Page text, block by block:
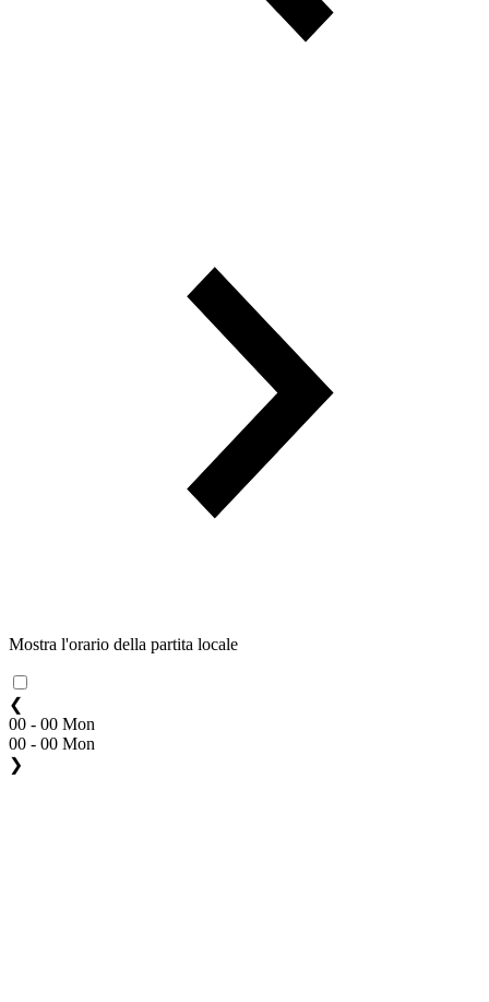
Mostra l'orario della partita locale
❮
00 - 00 Mon
00 - 00 Mon
❯